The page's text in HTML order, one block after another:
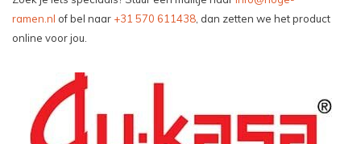
ramen.nl of bel naar +31 570 611438 , dan zetten we het product
online voor jou.